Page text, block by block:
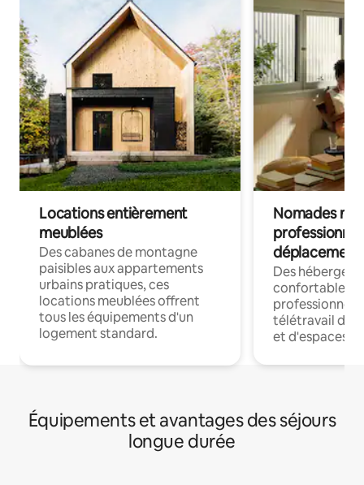
Locations entièrement
meublées
Des cabanes de montagne
paisibles aux appartements
urbains pratiques, ces
locations meublées offrent
tous les équipements d'un
logement standard.
Nomades
déplacement
Des
confortables
professionnels
télétravail
et d'espaces
Équipements et avantages des séjours
longue durée